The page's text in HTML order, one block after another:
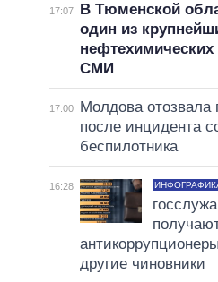
17:07
В Тюменской
один из
СМИ
17:00
Молдова отозвала
после инцидента
беспилотника
16:28
другие чиновники